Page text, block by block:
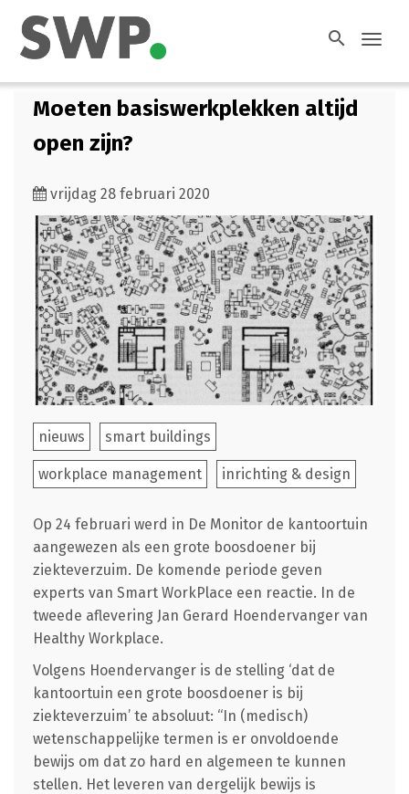
search
Moeten basiswerkplekken altijd
open zijn?
vrijdag 28 februari 2020
nieuws smart buildings
workplace management inrichting & design
Op 24 februari werd in De Monitor de kantoortuin
aangewezen als een grote boosdoener bij
ziekteverzuim. De komende periode geven
experts van Smart WorkPlace een reactie. In de
tweede aflevering Jan Gerard Hoendervanger van
Healthy Workplace.
Volgens Hoendervanger is de stelling ‘dat de
kantoortuin een grote boosdoener is bij
ziekteverzuim’ te absoluut: “In (medisch)
wetenschappelijke termen is er onvoldoende
bewijs om dat zo hard en algemeen te kunnen
stellen. Het leveren van dergelijk bewijs is